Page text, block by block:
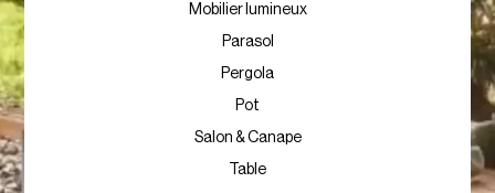
Mobilier lumineux
Parasol
Pergola
Pot
Salon & Canape
Table